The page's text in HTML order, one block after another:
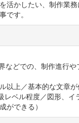
活かしたい、制作業
です。
などでの、制作進行や
以上／基本的な文章が
レベル程度／図形、イ
ができる）